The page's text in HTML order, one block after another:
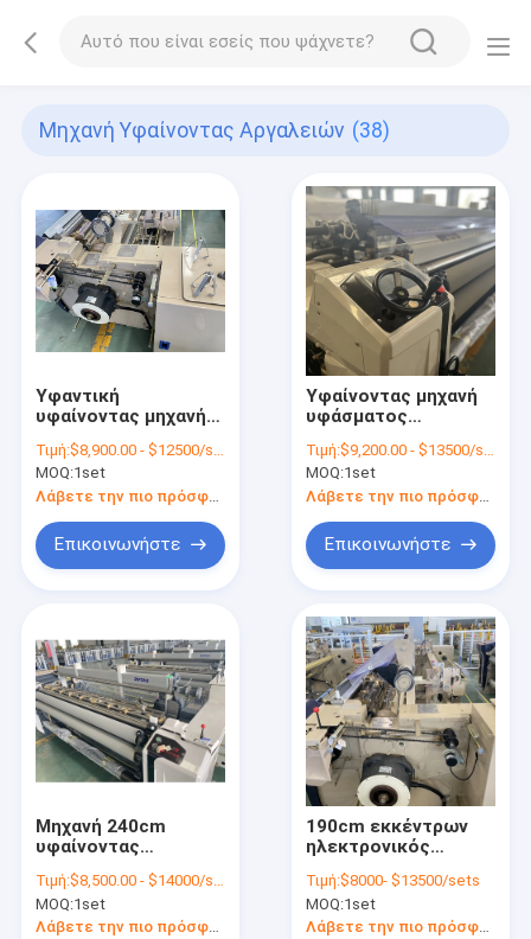
Μηχανή Υφαίνοντας Αργαλειών (38)
Υφαντική
υφαίνοντας μηχανή
προβολών ύδατος
Τιμή:$8,900.00 - $12500/sets
MOQ:1set
Λάβετε την πιο πρόσφατη τιμή
Επικοινωνήστε
Υφαίνοντας μηχανή
υφάσματος
Τιμή:$9,200.00 - $13500/sets
MOQ:1set
Επικοινωνήστε
Μηχανή 240cm
υφαίνοντας
υφάσματος
πολυεστέρα Dobby
που ρίχνει τον
Τιμή:$8,500.00 - $14000/sets
MOQ:1set
Λάβετε την πιο πρόσφατη τιμή
190cm εκκέντρων
ηλεκτρονικός
διπλός αργαλειός
προβολών ύδατος
τροφοδοτών
Τιμή:$8000- $13500/sets
MOQ:1set